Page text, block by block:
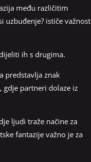
među različitim
uzbuđenje? ističe važnost
ih s drugima.
predstavlja znak
partneri dolaze iz
ljudi traže načine za
fantazije važno je za